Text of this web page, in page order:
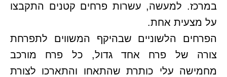
במרכז. למעשה, עשרות פרחים קטנים התקבצו
על מצעית אחת.
הפרחים הלשוניים שבהיקף המשווים לתפרחת
צורה של פרח אחד גדול, כל פרח מורכב
מחמישה עלי כותרת שהתאחו והתארכו לצורת